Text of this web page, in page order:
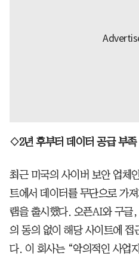
◇2년 후부터 데이터 공급 부족
최근 미국의 사이버 보안 업체
트에서 데이터를 무단으로 가
램을 출시했다. 오픈AI와 구글
의 동의 없이 해당 사이트에 접
다. 이 회사는 “악의적인 사업